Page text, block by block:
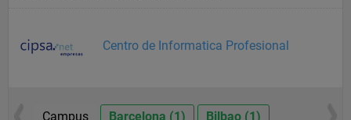
Centro de Informatica Profesional
Campus Barcelona (1) Bilbao (1)